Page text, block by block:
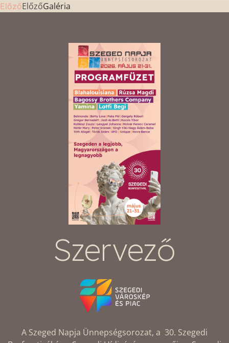
ElőzőElőzőGaléria
Szervező
A Szeged Napja Ünnepségsorozat, a 30. Szegedi